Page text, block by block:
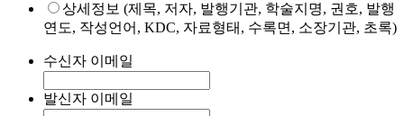
상세정보 (제목, 저자, 발행기관, 학술지명, 권호, 발행
연도, 작성언어, KDC, 자료형태, 수록면, 소장기관, 초록)
수신자 이메일
발신자 이메일